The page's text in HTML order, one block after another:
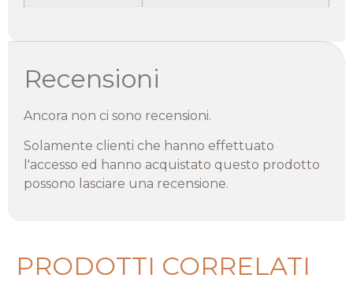
Recensioni
Ancora non ci sono recensioni.
Solamente clienti che hanno effettuato
l'accesso ed hanno acquistato questo prodotto
possono lasciare una recensione.
PRODOTTI CORRELATI